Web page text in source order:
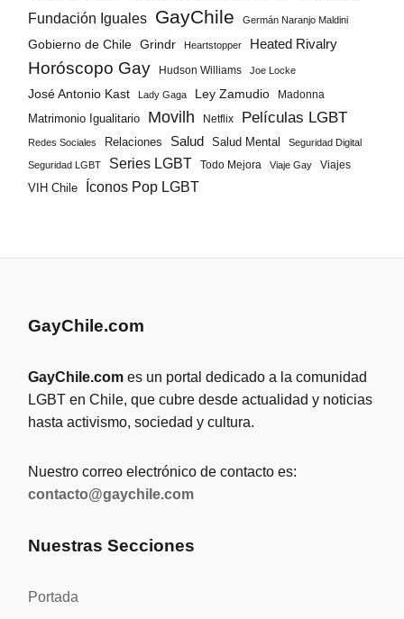
Fundación Iguales GayChile Germán Naranjo Maldini
Gobierno de Chile Grindr Heartstopper Heated Rivalry
Horóscopo Gay Hudson Williams Joe Locke
José Antonio Kast Lady Gaga Ley Zamudio Madonna
Matrimonio Igualitario Movilh Netflix Películas LGBT
Redes Sociales Relaciones Salud Salud Mental Seguridad Digital
Seguridad LGBT Series LGBT Todo Mejora Viaje Gay
Viajes
VIH Chile
Íconos Pop LGBT
GayChile.com
GayChile.com es un portal dedicado a la comunidad
LGBT en Chile, que cubre desde actualidad y noticias
hasta activismo, sociedad y cultura.
Nuestro correo electrónico de contacto es:
contacto@gaychile.com
Nuestras Secciones
Portada